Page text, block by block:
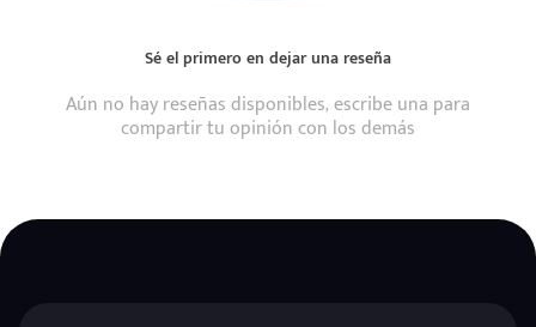
Sé el primero en dejar una reseña
Aún no hay reseñas disponibles, escribe una para
compartir tu opinión con los demás